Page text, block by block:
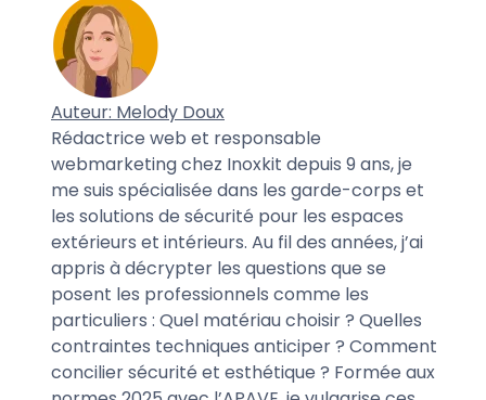
Auteur: Melody Doux
Rédactrice web et responsable
webmarketing chez Inoxkit depuis 9 ans, je
me suis spécialisée dans les garde-corps et
les solutions de sécurité pour les espaces
extérieurs et intérieurs. Au fil des années, j’ai
appris à décrypter les questions que se
posent les professionnels comme les
particuliers : Quel matériau choisir ? Quelles
contraintes techniques anticiper ? Comment
concilier sécurité et esthétique ? Formée aux